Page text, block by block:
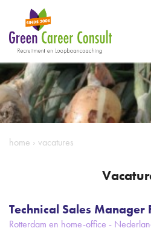
home › vacatures
Technical Sales Manager
Rotterdam en home-office -